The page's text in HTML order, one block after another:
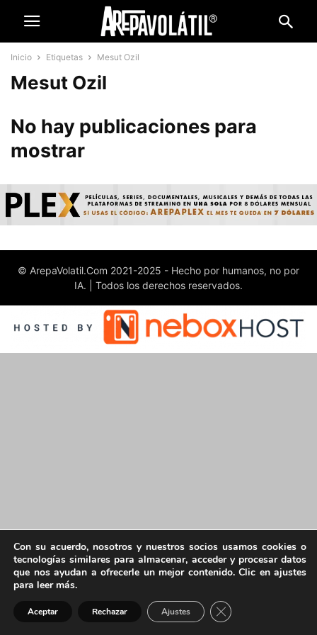
Inicio Etiquetas Mesut Ozil
Mesut Ozil
No hay publicaciones para
mostrar
© ArepaVolatil.Com 2021-2025 - Hecho por humanos, no por
IA. | Todos los derechos reservados.
Con su acuerdo, nosotros y nuestros socios usamos cookies o
tecnologías similares para almacenar, acceder y procesar datos
que nos ayudan a ofrecerle un mejor contenido. Clic en ajustes
para leer más.
Aceptar Rechazar Ajustes Cerrar el banner de